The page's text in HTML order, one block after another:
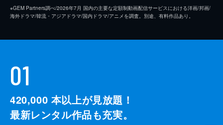
※GEM Partners調べ/2026年7⽉ 国内の主要な定額制動画配信サービスにおける洋画/邦画/
海外ドラマ/韓流・アジアドラマ/国内ドラマ/アニメを調査。別途、有料作品あり。
01
420,000 本以上が見放題！
最新レンタル作品も充実。